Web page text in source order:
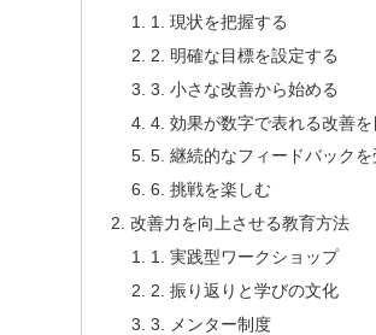
1. 現状を把握する
2. 明確な目標を設定する
3. 小さな改善から始める
4. 効果が数字で表れる改善を
5. 継続的なフィードバックを
6. 挑戦を楽しむ
改善力を向上させる教育方法
1. 実践型ワークショップ
2. 振り返りと学びの文化
3. メンター制度